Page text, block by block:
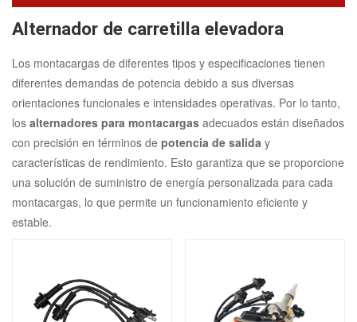
Alternador de carretilla elevadora
Los montacargas de diferentes tipos y especificaciones tienen
diferentes demandas de potencia debido a sus diversas
orientaciones funcionales e intensidades operativas. Por lo tanto,
los alternadores para montacargas adecuados están diseñados
con precisión en términos de potencia de salida y
características de rendimiento. Esto garantiza que se proporcione
una solución de suministro de energía personalizada para cada
montacargas, lo que permite un funcionamiento eficiente y
estable.